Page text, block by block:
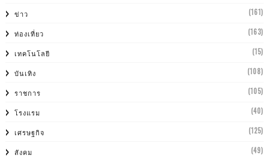
ข่าว (161)
ท่องเที่ยว (163)
เทคโนโลยี (15)
บันเทิง (108)
ราชการ (105)
โรงแรม (40)
เศรษฐกิจ (125)
สังคม (49)